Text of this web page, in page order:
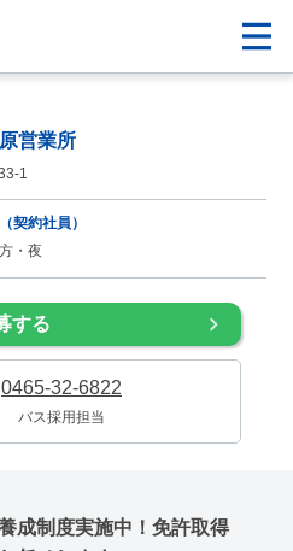
営業所
1
契約社員）
・夜
する
0465-32-6822
バス採用担当
成制度実施中！免許取得